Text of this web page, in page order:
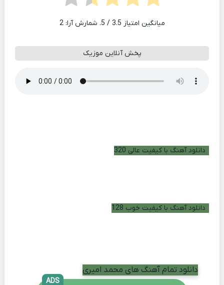
میانگین امتیاز 3.5 / 5. شمارش آرا: 2
پخش آنلاین موزیک
دانلود آهنگ با کیفیت عالی 320
دانلود آهنگ با کیفیت خوب 128
دانلود تمام آهنگ های محمد امیری
ADS